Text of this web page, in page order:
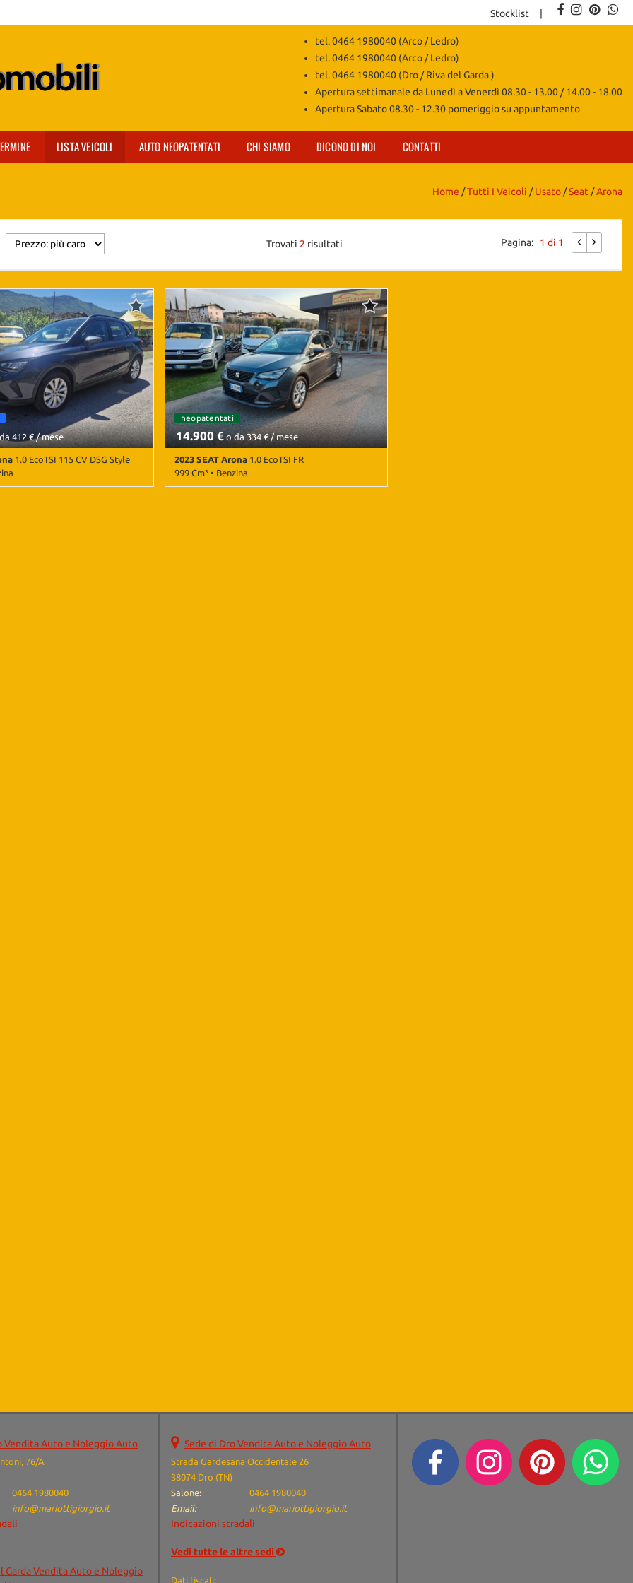
Stocklist
tel. 0464 1980040 (Arco / Ledro)
tel. 0464 1980040 (Arco / Ledro)
tel. 0464 1980040 (Dro / Riva del Garda )
Apertura settimanale da Lunedì a Venerdì 08.30 - 13.00 / 14.00 - 18.00
Apertura Sabato 08.30 - 12.30 pomeriggio su appuntamento
LISTA VEICOLI AUTO NEOPATENTATI CHI SIAMO DICONO DI NOI CONTATTI
Home /Tutti I Veicoli /Usato /Seat /Arona
Trovati 2 risultati Pagina: 1 di 1
cambio automatico
412 € / mese
1.0 EcoTSI 115 CV DSG Style
neopatentati
14.900 €o da 334 € / mese
2023 SEAT Arona1.0 EcoTSI FR
999 Cm³ • Benzina
Vendita Auto e Noleggio Auto
76/A
0464 1980040
info@mariottigiorgio.it
Garda Vendita Auto e Noleggio
Sede di Dro Vendita Auto e Noleggio Auto
Strada Gardesana Occidentale 26
38074 Dro (TN)
Salone:
0464 1980040
Email:
info@mariottigiorgio.it
Indicazioni stradali
Vedi tutte le altre sedi
Dati fiscali: